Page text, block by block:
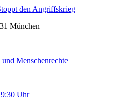
den Angriffskrieg
München
Menschenrechte
Uhr